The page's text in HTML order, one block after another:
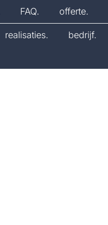
FAQ. offerte.
realisaties. bedrijf.